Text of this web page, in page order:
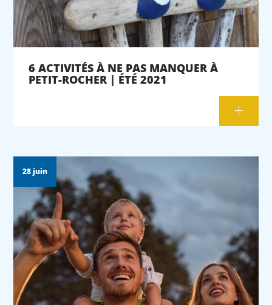
6 ACTIVITÉS À NE PAS MANQUER À
PETIT-ROCHER | ÉTÉ 2021
28 juin